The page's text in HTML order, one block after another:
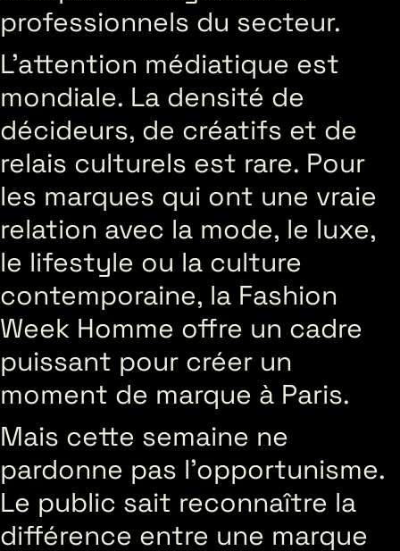
professionnels du secteur.
L’attention médiatique est
mondiale. La densité de
décideurs, de créatifs et de
relais culturels est rare. Pour
les marques qui ont une vraie
relation avec la mode, le luxe,
le lifestyle ou la culture
contemporaine, la Fashion
Week Homme offre un cadre
puissant pour créer un
moment de marque à Paris.
Mais cette semaine ne
pardonne pas l’opportunisme.
Le public sait reconnaître la
différence entre une marque